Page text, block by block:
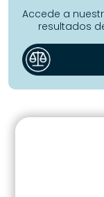
Accede a
resultados